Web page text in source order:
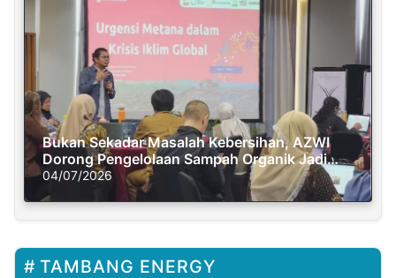
Bukan Sekadar Masalah Kebersihan, AZWI
Dorong Pengelolaan Sampah Organik Jadi
Solusi Krisis Iklim
04/07/2026
TAMBANG ENERGY